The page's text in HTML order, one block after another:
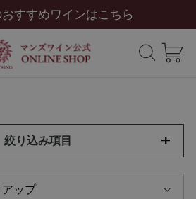
すすめワインはこちら
絞り込み項目